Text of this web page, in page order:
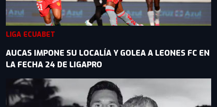
LIGA ECUABET
AUCAS IMPONE SU LOCALÍA Y GOLEA A LEONES FC EN
LA FECHA 24 DE LIGAPRO